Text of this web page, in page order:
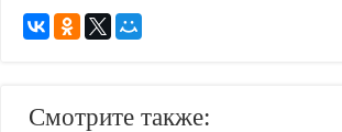
Смотрите также: